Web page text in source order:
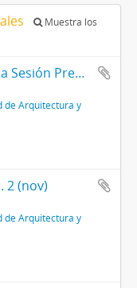
Muestra los
Acta CD 1989 No. 2. 1a Sesión Preparatoria (may)
de Arquitectura y
2 (nov)
de Arquitectura y